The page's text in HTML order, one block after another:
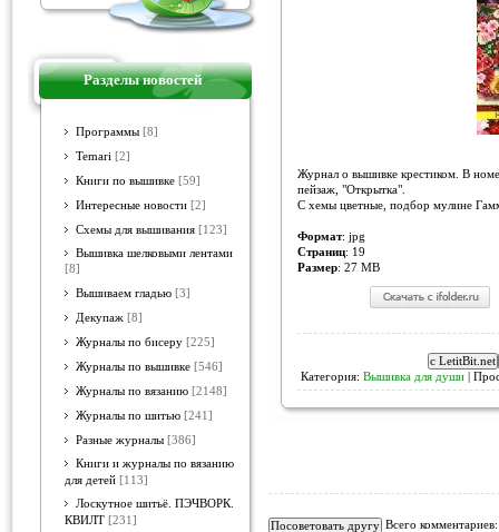
Разделы новостей
Программы [8]
Temari [2]
Книги по вышивке [59]
Интересные новости [2]
Схемы для вышивания [123]
Вышивка шелковыми лентами
[8]
Вышиваем гладью [3]
Декупаж [8]
Журналы по бисеру [225]
Журналы по вышивке [546]
Журналы по вязанию [2148]
Журналы по шитью [241]
Разные журналы [386]
Книги и журналы по вязанию
для детей [113]
Лоскутное шитьё. ПЭЧВОРК.
КВИЛТ [231]
Журнал о вышивке крестиком. В
пейзаж, "Открытка".
С хемы цветные, подбор мулине
Формат: jpg
Страниц: 19
Размер: 27 MB
Категория: Вышивка для души |
Всего